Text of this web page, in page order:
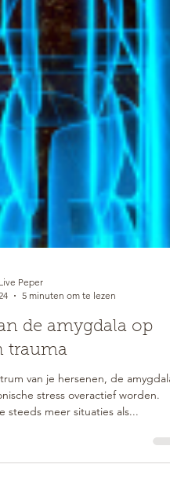
Peper
5 minuten om te lezen
trauma
van je hersenen, de amygdala,
steeds meer situaties als...